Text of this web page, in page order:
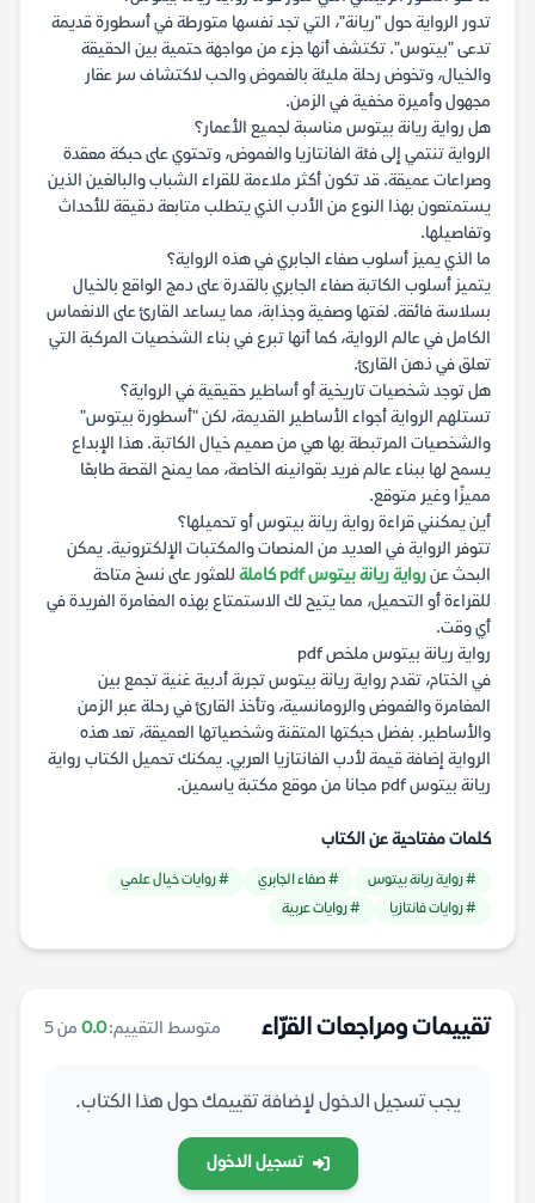
تدور الرواية حول "ريانة"، التي تجد نفسها متورطة في أسطورة قديمة
تدعى "بيتوس". تكتشف أنها جزء من مواجهة حتمية بين الحقيقة
والخيال، وتخوض رحلة مليئة بالغموض والحب لاكتشاف سر عقار
مجهول وأميرة مخفية في الزمن.
هل رواية ريانة بيتوس مناسبة لجميع الأعمار؟
الرواية تنتمي إلى فئة الفانتازيا والغموض، وتحتوي على حبكة معقدة
وصراعات عميقة. قد تكون أكثر ملاءمة للقراء الشباب والبالغين الذين
يستمتعون بهذا النوع من الأدب الذي يتطلب متابعة دقيقة للأحداث
وتفاصيلها.
ما الذي يميز أسلوب صفاء الجابري في هذه الرواية؟
يتميز أسلوب الكاتبة صفاء الجابري بالقدرة على دمج الواقع بالخيال
بسلاسة فائقة. لغتها وصفية وجذابة، مما يساعد القارئ على الانغماس
الكامل في عالم الرواية، كما أنها تبرع في بناء الشخصيات المركبة التي
تعلق في ذهن القارئ.
هل توجد شخصيات تاريخية أو أساطير حقيقية في الرواية؟
تستلهم الرواية أجواء الأساطير القديمة، لكن "أسطورة بيتوس"
والشخصيات المرتبطة بها هي من صميم خيال الكاتبة. هذا الإبداع
يسمح لها ببناء عالم فريد بقوانينه الخاصة، مما يمنح القصة طابعًا
مميزًا وغير متوقع.
أين يمكنني قراءة رواية ريانة بيتوس أو تحميلها؟
تتوفر الرواية في العديد من المنصات والمكتبات الإلكترونية. يمكن
البحث عنرواية ريانة بيتوس pdf كاملة
للعثور على نسخ متاحة
للقراءة أو التحميل، مما يتيح لك الاستمتاع بهذه المغامرة الفريدة في
أي وقت.
رواية ريانة بيتوس ملخص pdf
في الختام، تقدم رواية ريانة بيتوس تجربة أدبية غنية تجمع بين
المغامرة والغموض والرومانسية، وتأخذ القارئ في رحلة عبر الزمن
والأساطير. بفضل حبكتها المتقنة وشخصياتها العميقة، تعد هذه
الرواية إضافة قيمة لأدب الفانتازيا العربي. يمكنك تحميل الكتاب رواية
ريانة بيتوس pdf مجانا من موقع مكتبة ياسمين.
كلمات مفتاحية عن الكتاب
# رواية ريانة بيتوس # صفاء الجابري
# روايات خيال علمي
# روايات فانتازيا
# روايات عربية
تقييمات ومراجعات القرّاء متوسط التقييم:0.0 من 5
يجب تسجيل الدخول لإضافة تقييمك حول هذا الكتاب.
تسجيل الدخول